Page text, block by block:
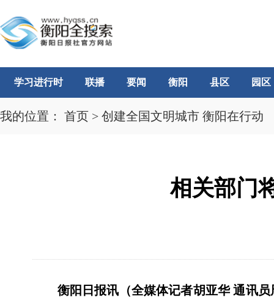
学习进行时 联播 要闻 衡阳 县区 园区
我的位置： 首页 > 创建全国文明城市 衡阳在行动
相关部门
衡阳日报讯（全媒体记者胡亚华 通讯员